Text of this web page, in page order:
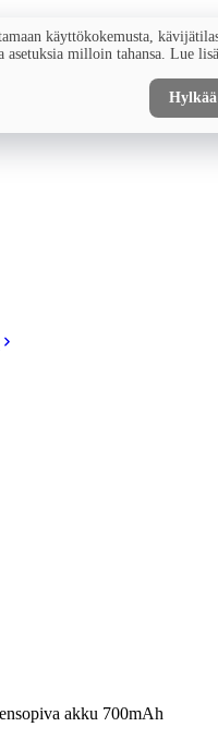
akku 700mAh
käyttökokemusta,
milloin tahansa. Lue
Hylkää